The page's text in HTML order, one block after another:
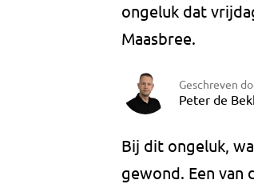
ongeluk dat
Maasbree.
Geschreven
Peter de
Bij dit ongeluk,
gewond. Een van